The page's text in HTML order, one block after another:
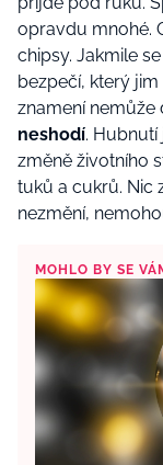
opravdu mnohé.
chipsy. Jakmile
bezpečí, který
znamení nemůže
neshodí.
změně životního
tuků a cukrů. Nic
nezmění,
MOHLO BY SE